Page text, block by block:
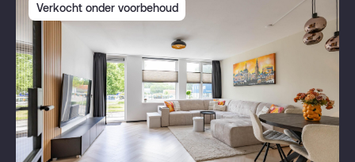
Verkocht onder voorbehoud